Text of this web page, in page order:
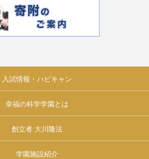
入試情報・ハピキャン
幸福の科学学園とは
創立者 大川隆法
学園施設紹介